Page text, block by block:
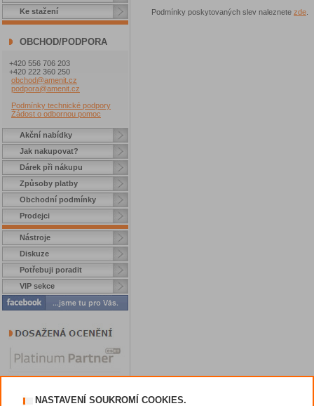
Ke stažení
OBCHOD/PODPORA
+420 556 706 203
+420 222 360 250
obchod@amenit.cz
podpora@amenit.cz
Podmínky technické podpory
Žádost o odbornou pomoc
Akční nabídky
Jak nakupovat?
Dárek při nákupu
Způsoby platby
Obchodní podmínky
Prodejci
Nástroje
Diskuze
Potřebuji poradit
VIP sekce
Podmínky poskytovaných slev naleznete zde
NASTAVENÍ SOUKROMÍ COOKIES.